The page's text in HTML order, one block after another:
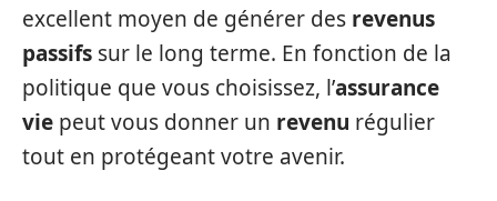
excellent moyen de générer des revenus
passifs sur le long terme. En fonction de la
politique que vous choisissez, l’assurance
vie peut vous donner un revenu régulier
tout en protégeant votre avenir.